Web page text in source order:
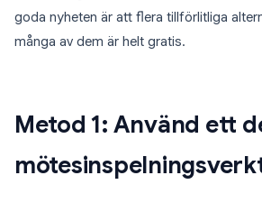
goda nyheten är att flera tillförlitliga
många av dem är helt gratis.
Metod 1: Använd ett